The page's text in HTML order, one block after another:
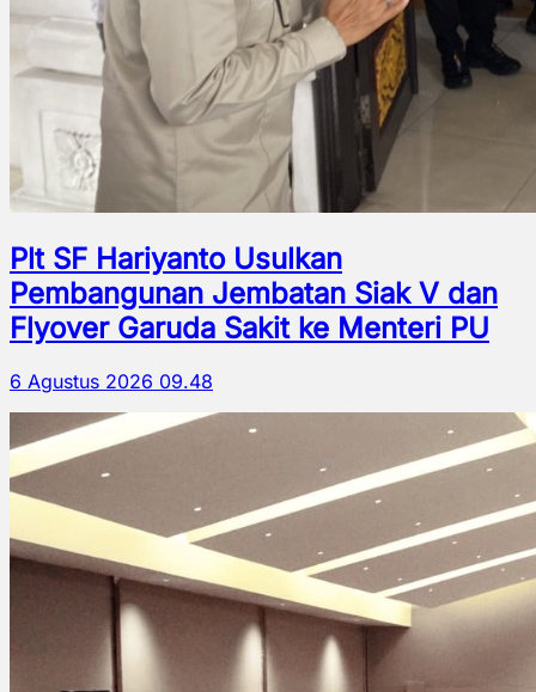
Plt SF Hariyanto Usulkan
Pembangunan Jembatan Siak V dan
Flyover Garuda Sakit ke Menteri PU
6 Agustus 2026 09.48